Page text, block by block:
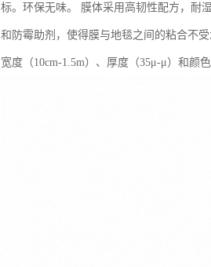
标。环保无味。 膜体采用高韧性配方，耐
和防霉助剂，使得膜与地毯之间的粘合不
宽度（10cm-1.5m）、厚度（35μ-μ）和颜